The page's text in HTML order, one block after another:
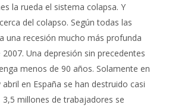
la rueda el sistema colapsa. Y
del colapso. Según todas las
una recesión mucho más profunda
Una depresión sin precedentes
menos de 90 años. Solamente en
en España se han destruido casi
millones de trabajadores se